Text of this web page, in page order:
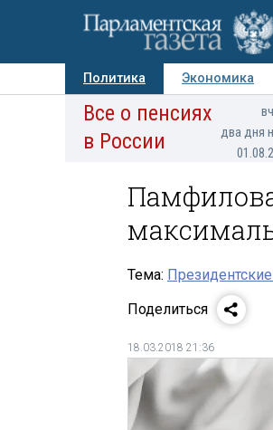
Политика Экономика
Авторы Персоны
Все о пенсиях
в России
два дня
Тема:
Поделиться
18.03.2018 21:36